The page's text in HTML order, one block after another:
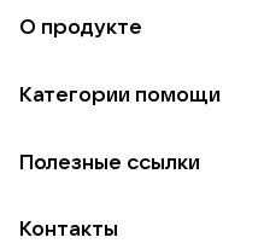
О продукте
Использование материалов
Для НКО
Категории помощи
Пожилым
Полезные ссылки
Контакты